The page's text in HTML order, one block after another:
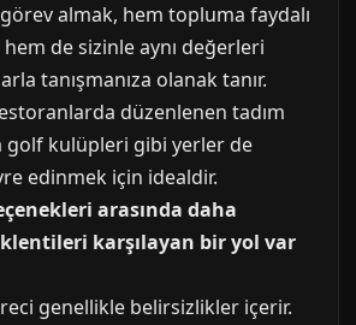
almak, hem topluma faydalı
hem de sizinle aynı değerleri
tanışmanıza olanak tanır.
düzenlenen tadım
golf kulüpleri gibi yerler de
edinmek için idealdir.
arasında daha
karşılayan bir yol var
genellikle belirsizlikler içerir.